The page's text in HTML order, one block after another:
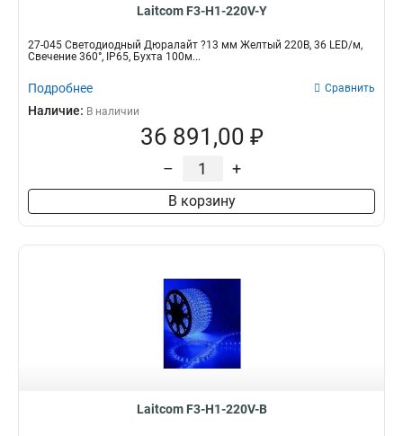
Laitcom F3-H1-220V-Y
27-045 Светодиодный Дюралайт ?13 мм Желтый 220В, 36 LED/м,
Свечение 360°, IP65, Бухта 100м...
Подробнее Сравнить
Наличие: В наличии
36 891,00 ₽
– +
В корзину
Laitcom F3-H1-220V-B